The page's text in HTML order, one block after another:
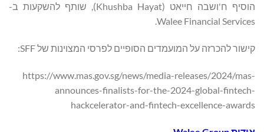
הוסיף ח'ושבה חייאט (Khushba Hayat), שותף להשקעות ב-
Walee Financial Services.
קישור להכרזה על המועמדים הסופיים לפרסי המצוינות של SFF:
https://www.mas.gov.sg/news/media-releases/2024/mas-
announces-finalists-for-the-2024-global-fintech-
hackcelerator-and-fintech-excellence-awards